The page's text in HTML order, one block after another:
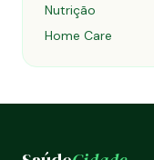
Nutrição
Home Care